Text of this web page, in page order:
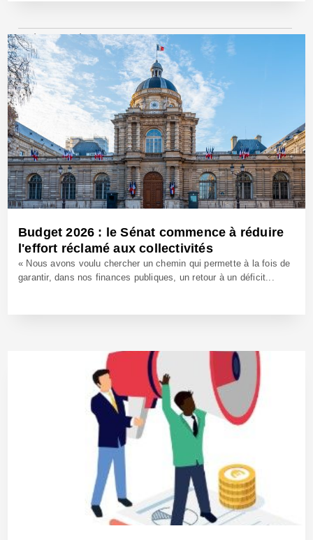
5 Déc 2025 - Réf: BW42907
Budget 2026 : le Sénat commence à réduire
l'effort réclamé aux collectivités
« Nous avons voulu chercher un chemin qui permette à la fois de
garantir, dans nos finances publiques, un retour à un déficit...
4 Déc 2025 - Réf: BW42911